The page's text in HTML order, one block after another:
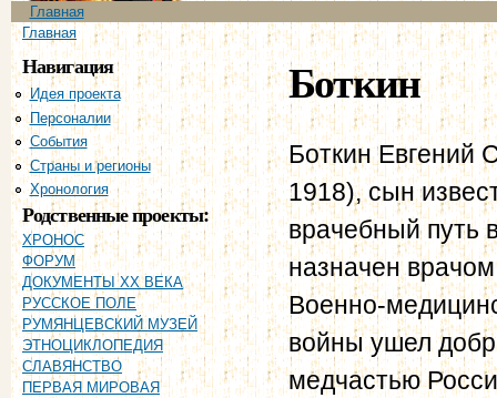
Главное меню
Главная
Вы здесь
Главная
Навигация
Идея проекта
Персоналии
События
Страны и регионы
Хронология
Родственные проекты:
ХРОНОС
ФОРУМ
ДОКУМЕНТЫ XX ВЕКА
РУССКОЕ ПОЛЕ
РУМЯНЦЕВСКИЙ МУЗЕЙ
ЭТНОЦИКЛОПЕДИЯ
СЛАВЯНСТВО
ПЕРВАЯ МИРОВАЯ
Боткин
Боткин Евгений
1918), сын
врачебный путь
назначен
Военно-
войны ушел
медчастью